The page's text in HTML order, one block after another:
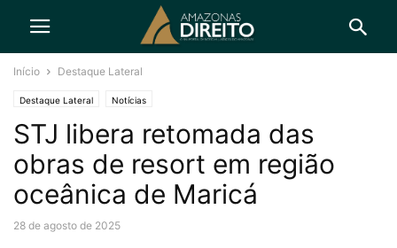
Início Destaque Lateral
Destaque Lateral Notícias
STJ libera retomada das
obras de resort em região
oceânica de Maricá
28 de agosto de 2025